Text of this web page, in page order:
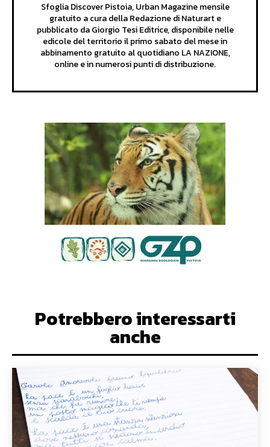
Sfoglia Discover Pistoia, Urban Magazine mensile
gratuito a cura della Redazione di Naturart e
pubblicato da Giorgio Tesi Editrice, disponibile nelle
edicole del territorio il primo sabato del mese in
abbinamento gratuito al quotidiano LA NAZIONE,
online e in numerosi punti di distribuzione.
Potrebbero interessarti
anche